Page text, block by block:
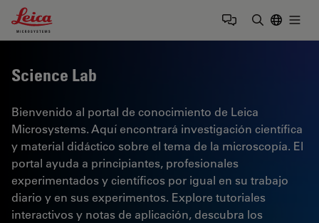
Leica Microsystems Logo
Science Lab
Bienvenido al portal de conocimiento de Leica
Microsystems. Aquí encontrará investigación científica
y material didáctico sobre el tema de la microscopía. El
portal ayuda a principiantes, profesionales
experimentados y científicos por igual en su trabajo
diario y en sus experimentos. Explore tutoriales
interactivos y notas de aplicación, descubra los